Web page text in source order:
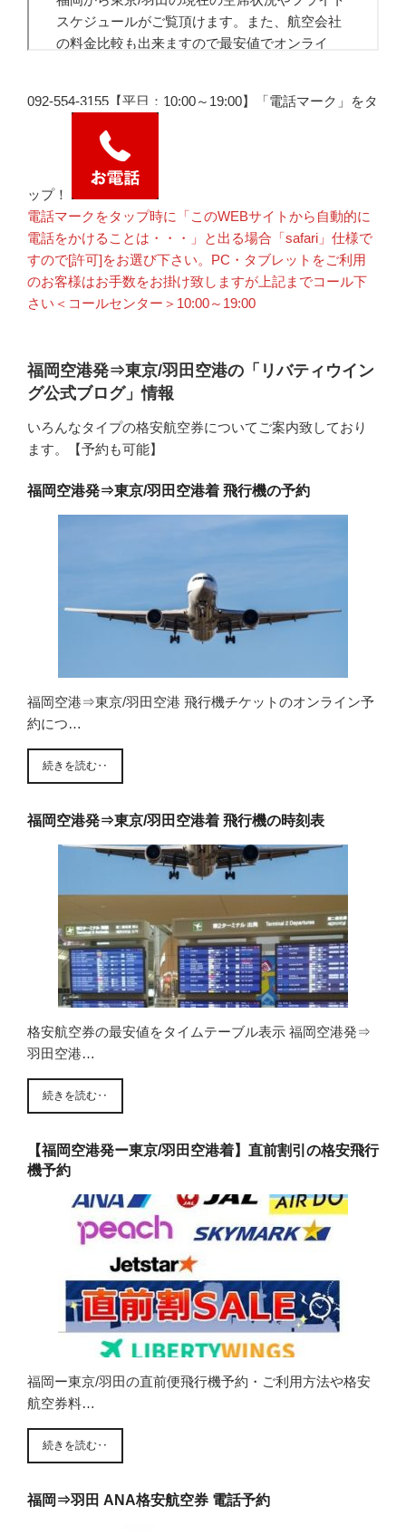
092-554-3155【平日：10:00～19:00】「電話マーク」をタ
ップ！
電話マークをタップ時に「このWEBサイトから自動的に
電話をかけることは・・・」と出る場合「safari」仕様で
すので[許可]をお選び下さい。PC・タブレットをご利用
のお客様はお手数をお掛け致しますが上記までコール下
さい＜コールセンター＞10:00～19:00
福岡空港発⇒東京/羽田空港の「リバティウイン
グ公式ブログ」情報
いろんなタイプの格安航空券についてご案内致しており
ます。【予約も可能】
福岡空港発⇒東京/羽田空港着 飛行機の予約
福岡空港⇒東京/羽田空港 飛行機チケットのオンライン予
約につ…
続きを読む‥
福岡空港発⇒東京/羽田空港着 飛行機の時刻表
格安航空券の最安値をタイムテーブル表示 福岡空港発⇒
羽田空港…
続きを読む‥
【福岡空港発ー東京/羽田空港着】直前割引の格安飛行
機予約
福岡ー東京/羽田の直前便飛行機予約・ご利用方法や格安
航空券料…
続きを読む‥
福岡⇒羽田 ANA格安航空券 電話予約